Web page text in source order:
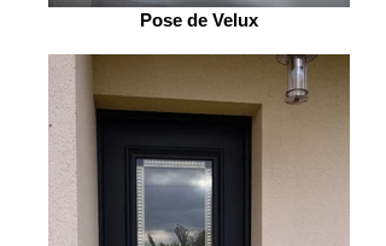
Pose de Velux